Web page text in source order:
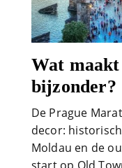
Wat
bijzonder?
De Prague
decor:
Moldau en de